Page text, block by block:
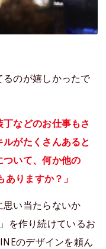
のが嬉しかったで
などのお仕事もさ
がたくさんあると
いて、何か他の
りますか？」
思い当たらないか
」を作り続けているお
のデザインを頼ん